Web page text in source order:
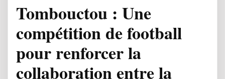
Tombouctou : Une
compétition de football
pour renforcer la
collaboration entre la